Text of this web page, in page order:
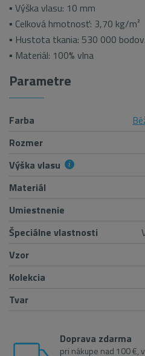
▪ Výška vlasu: 10 mm
▪ Celková hmotnosť: 3,70 kg/m²
▪ Hustota tkania: 530 000
▪ Materiál: 100% vlna
Parametre
Farba
Rozmer
Výška vlasu
Materiál
Umiestnenie
Špeciálne vlastnosti
Vzor
Kolekcia
Tvar
Doprava zdarma
pri nákupe nad 100 €,